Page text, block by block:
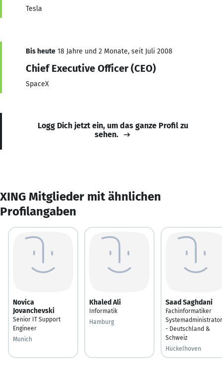
Tesla
Bis heute 18 Jahre und 2 Monate, seit Juli 2008
Chief Executive Officer (CEO)
SpaceX
Logg Dich jetzt ein, um das ganze Profil zu
sehen.
XING Mitglieder mit ähnlichen
Profilangaben
Novica
Jovanchevski
Senior IT Support
Engineer
Munich
Khaled Ali
Informatik
Hamburg
Saad Saghdani
Fachinformatiker
Systemadministrator
- Deutschland &
Schweiz
Hückelhoven